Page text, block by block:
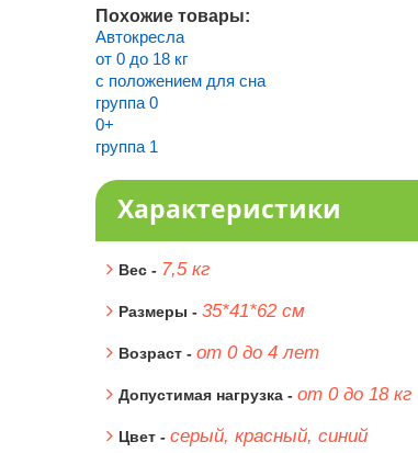
Похожие товары:
Автокресла
от 0 до 18 кг
с положением для сна
группа 0
0+
группа 1
Характеристики
Вес - 7,5 кг
Размеры - 35*41*62 см
Возраст - от 0 до 4 лет
Допустимая нагрузка - от 0 до 18 кг
Цвет - серый, красный, синий